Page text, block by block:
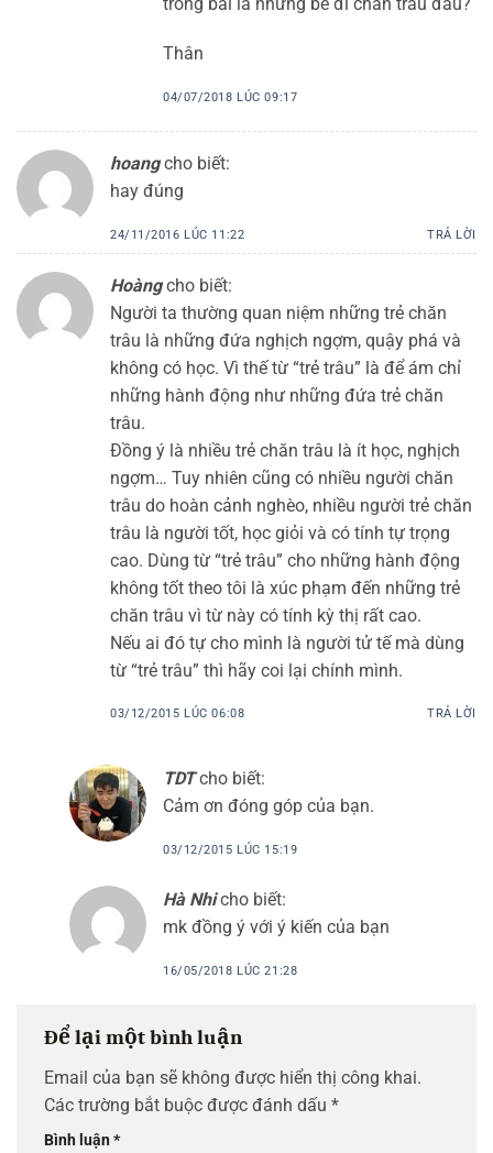
Thân
04/07/2018 LÚC 09:17
hoang cho biết:
hay đúng
24/11/2016 LÚC 11:22 TRẢ LỜI
Hoàng cho biết:
Người ta thường quan niệm những trẻ chăn
trâu là những đứa nghịch ngợm, quậy phá và
không có học. Vì thế từ “trẻ trâu” là để ám chỉ
những hành động như những đứa trẻ chăn
trâu.
Đồng ý là nhiều trẻ chăn trâu là ít học, nghịch
ngợm… Tuy nhiên cũng có nhiều người chăn
trâu do hoàn cảnh nghèo, nhiều người trẻ chăn
trâu là người tốt, học giỏi và có tính tự trọng
cao. Dùng từ “trẻ trâu” cho những hành động
không tốt theo tôi là xúc phạm đến những trẻ
chăn trâu vì từ này có tính kỳ thị rất cao.
Nếu ai đó tự cho mình là người tử tế mà dùng
từ “trẻ trâu” thì hãy coi lại chính mình.
03/12/2015 LÚC 06:08 TRẢ LỜI
TDT cho biết:
Cảm ơn đóng góp của bạn.
03/12/2015 LÚC 15:19
Hà Nhi cho biết:
mk đồng ý với ý kiến của bạn
16/05/2018 LÚC 21:28
Để lại một bình luận
Email của bạn sẽ không được hiển thị công khai.
Các trường bắt buộc được đánh dấu *
Bình luận*